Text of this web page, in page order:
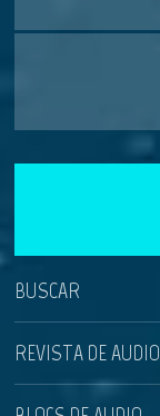
BUSCAR
REVISTA DE AUDIO